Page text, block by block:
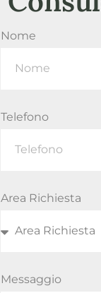
Nome
Telefono
Area Richiesta
Messaggio